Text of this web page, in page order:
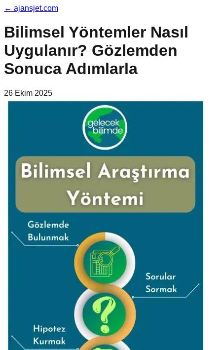
← ajansjet.com
Bilimsel Yöntemler Nasıl
Uygulanır? Gözlemden
Sonuca Adımlarla
26 Ekim 2025